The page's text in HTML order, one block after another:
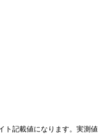
ト記載値になります。実測値